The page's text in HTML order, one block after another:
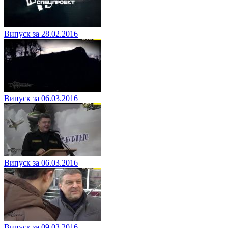
Випуск за 28.02.2016
Випуск за 06.03.2016
Випуск за 06.03.2016